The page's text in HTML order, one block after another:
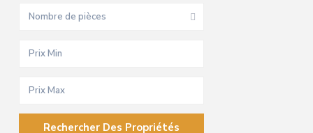
Nombre de pièces